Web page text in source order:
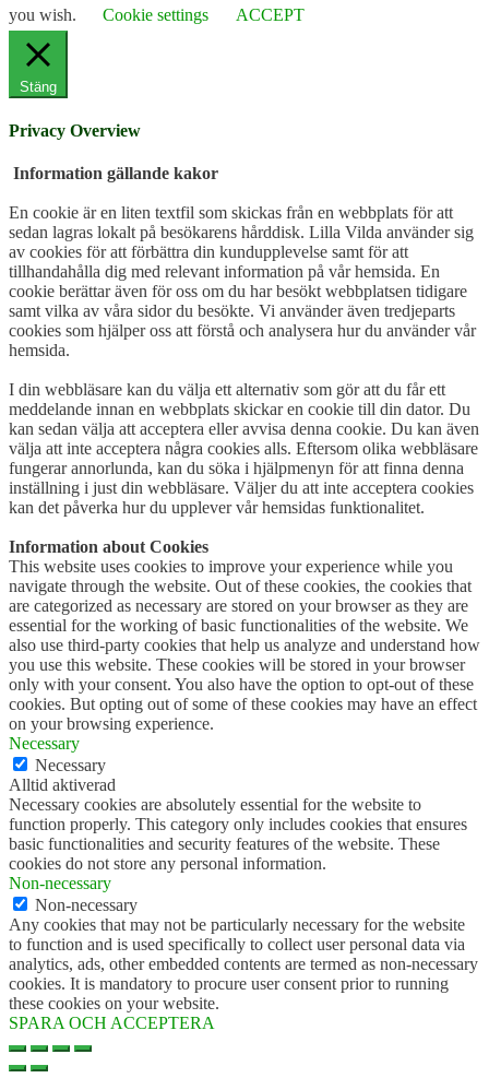
you wish.
Cookie settings ACCEPT
Stäng
Privacy Overview
Information gällande kakor
En cookie är en liten textfil som skickas från en webbplats för att
sedan lagras lokalt på besökarens hårddisk. Lilla Vilda använder sig
av cookies för att förbättra din kundupplevelse samt för att
tillhandahålla dig med relevant information på vår hemsida. En
cookie berättar även för oss om du har besökt webbplatsen tidigare
samt vilka av våra sidor du besökte. Vi använder även tredjeparts
cookies som hjälper oss att förstå och analysera hur du använder vår
hemsida.
I din webbläsare kan du välja ett alternativ som gör att du får ett
meddelande innan en webbplats skickar en cookie till din dator. Du
kan sedan välja att acceptera eller avvisa denna cookie. Du kan även
välja att inte acceptera några cookies alls. Eftersom olika webbläsare
fungerar annorlunda, kan du söka i hjälpmenyn för att finna denna
inställning i just din webbläsare. Väljer du att inte acceptera cookies
kan det påverka hur du upplever vår hemsidas funktionalitet.
Information about Cookies
This website uses cookies to improve your experience while you
navigate through the website. Out of these cookies, the cookies that
are categorized as necessary are stored on your browser as they are
essential for the working of basic functionalities of the website. We
also use third-party cookies that help us analyze and understand how
you use this website. These cookies will be stored in your browser
only with your consent. You also have the option to opt-out of these
cookies. But opting out of some of these cookies may have an effect
on your browsing experience.
Necessary
Necessary
Alltid aktiverad
Necessary cookies are absolutely essential for the website to
function properly. This category only includes cookies that ensures
basic functionalities and security features of the website. These
cookies do not store any personal information.
Non-necessary
Non-necessary
Any cookies that may not be particularly necessary for the website
to function and is used specifically to collect user personal data via
analytics, ads, other embedded contents are termed as non-necessary
cookies. It is mandatory to procure user consent prior to running
these cookies on your website.
SPARA OCH ACCEPTERA